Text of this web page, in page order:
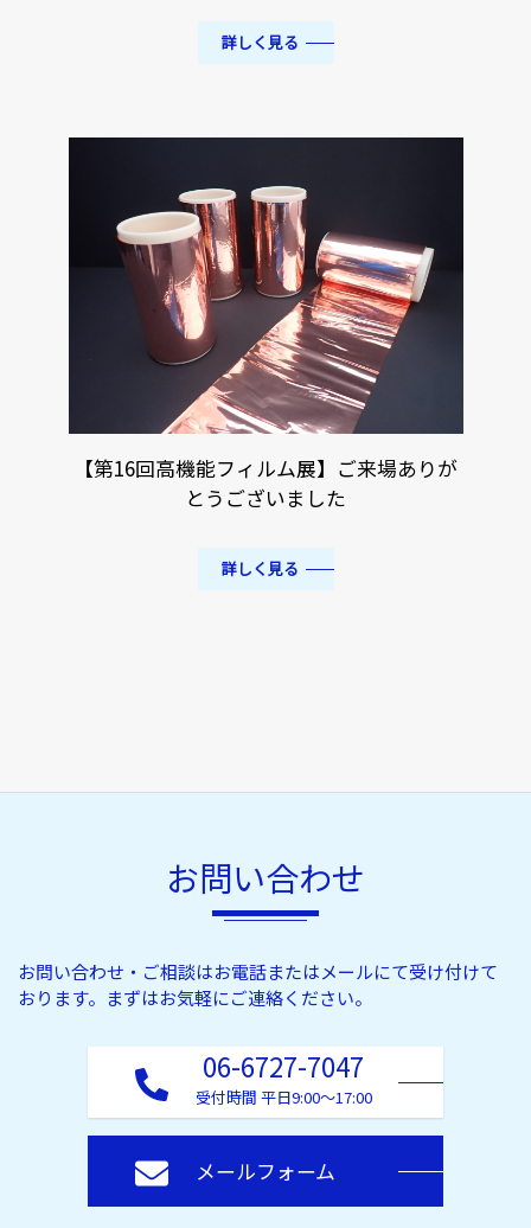
詳しく見る
【第16回高機能フィルム展】ご来場ありが
とうございました
詳しく見る
お問い合わせ
お問い合わせ・ご相談はお電話またはメールにて受け付けて
おります。 まずはお気軽にご連絡ください。
06-6727-7047
受付時間 平日9:00～17:00
メールフォーム